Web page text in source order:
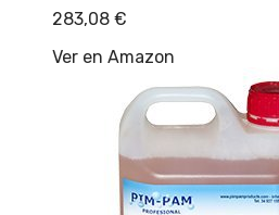
283,08 €
Ver en Amazon